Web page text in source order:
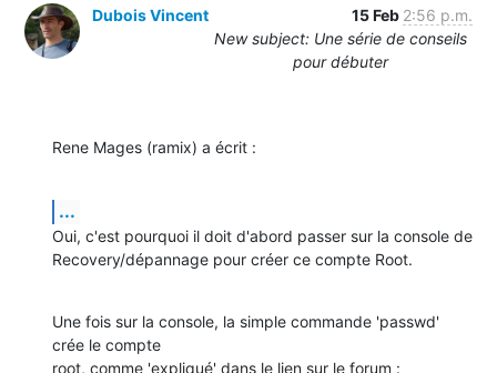
Dubois Vincent
15 Feb 2:56 p.m.
New subject: Une série de conseils
pour débuter
Rene Mages (ramix) a écrit :
...
Oui, c'est pourquoi il doit d'abord passer sur la console de
Recovery/dépannage pour créer ce compte Root.
Une fois sur la console, la simple commande 'passwd'
crée le compte